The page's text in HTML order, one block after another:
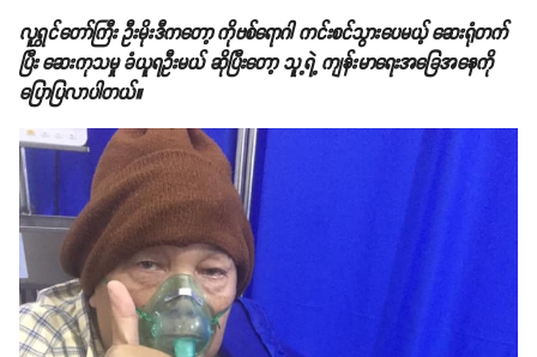
လူရွှင်တော်ကြီး ဦးမိုးဒီကတော့ ကိုဗစ်ရောဂါ ကင်းစင်သွားပေမယ့် ဆေးရုံတက်
ပြီး ဆေးကုသမှု ခံယူရဦးမယ် ဆိုပြီးတော့ သူ့ရဲ့ ကျန်းမာရေးအခြေအနေကို
ပြောပြလာပါတယ်။